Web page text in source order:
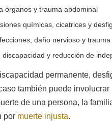
órganos y trauma abdominal
químicas, cicatrices y
daño nervioso y
y reducción de
permanente,
también puede involucrar
de una persona, la
por muerte injusta.